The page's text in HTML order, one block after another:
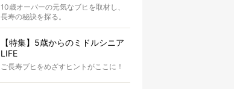
10歳オーバーの元気なブヒを取材し、
長寿の秘訣を探る。
【特集】5歳からのミドルシニア
LIFE
ご長寿ブヒをめざすヒントがここに！